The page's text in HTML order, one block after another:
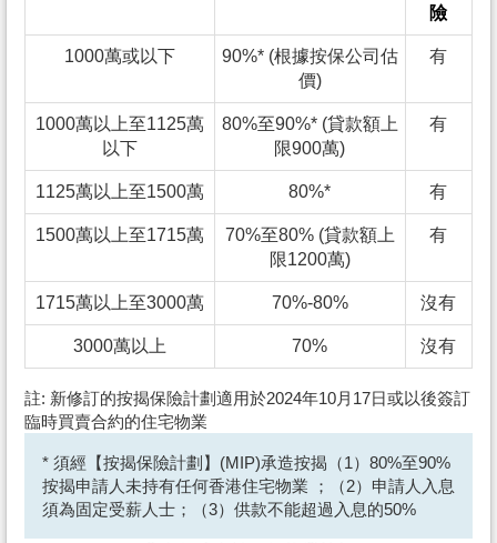
險
1000萬或以下
90%* (根據按保公司估
價)
有
1000萬以上至1125萬
以下
80%至90%* (貸款額上
限900萬)
有
1125萬以上至1500萬 80%* 有
1500萬以上至1715萬
70%至80% (貸款額上
限1200萬)
有
1715萬以上至3000萬 70%-80% 沒有
3000萬以上 70% 沒有
註: 新修訂的按揭保險計劃適用於2024年10月17日或以後簽訂
臨時買賣合約的住宅物業
* 須經【按揭保險計劃】(MIP)承造按揭（1）80%至90%
按揭申請人未持有任何香港住宅物業 ；（2）申請人入息
須為固定受薪人士；（3）供款不能超過入息的50%